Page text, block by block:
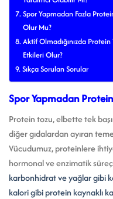
Spor Yapmadan Fazla
Olur Mu?
Aktif Olmadığınızda
Etkileri Olur?
Sıkça Sorulan Sorular
Spor Yapmadan Protein
Protein tozu, elbette tek
diğer gıdalardan ayıran
Vücudumuz, proteinlere
hormonal ve enzimatik
karbonhidrat ve yağlar gibi
kalori gibi protein kaynaklı